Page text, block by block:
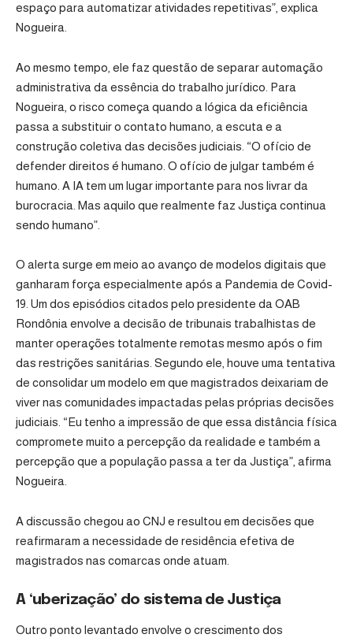
espaço para automatizar atividades repetitivas”, explica
Nogueira.
Ao mesmo tempo, ele faz questão de separar automação
administrativa da essência do trabalho jurídico. Para
Nogueira, o risco começa quando a lógica da eficiência
passa a substituir o contato humano, a escuta e a
construção coletiva das decisões judiciais. “O ofício de
defender direitos é humano. O ofício de julgar também é
humano. A IA tem um lugar importante para nos livrar da
burocracia. Mas aquilo que realmente faz Justiça continua
sendo humano”.
O alerta surge em meio ao avanço de modelos digitais que
ganharam força especialmente após a Pandemia de Covid-
19. Um dos episódios citados pelo presidente da OAB
Rondônia envolve a decisão de tribunais trabalhistas de
manter operações totalmente remotas mesmo após o fim
das restrições sanitárias. Segundo ele, houve uma tentativa
de consolidar um modelo em que magistrados deixariam de
viver nas comunidades impactadas pelas próprias decisões
judiciais. “Eu tenho a impressão de que essa distância física
compromete muito a percepção da realidade e também a
percepção que a população passa a ter da Justiça”, afirma
Nogueira.
A discussão chegou ao CNJ e resultou em decisões que
reafirmaram a necessidade de residência efetiva de
magistrados nas comarcas onde atuam.
A ‘uberização’ do sistema de Justiça
Outro ponto levantado envolve o crescimento dos